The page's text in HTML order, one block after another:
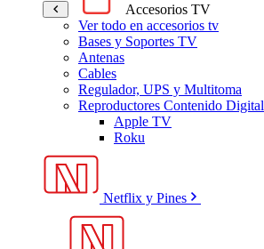
Accesorios TV
Ver todo en accesorios tv
Bases y Soportes TV
Antenas
Cables
Regulador, UPS y Multitoma
Reproductores Contenido Digital
Apple TV
Roku
Netflix y Pines